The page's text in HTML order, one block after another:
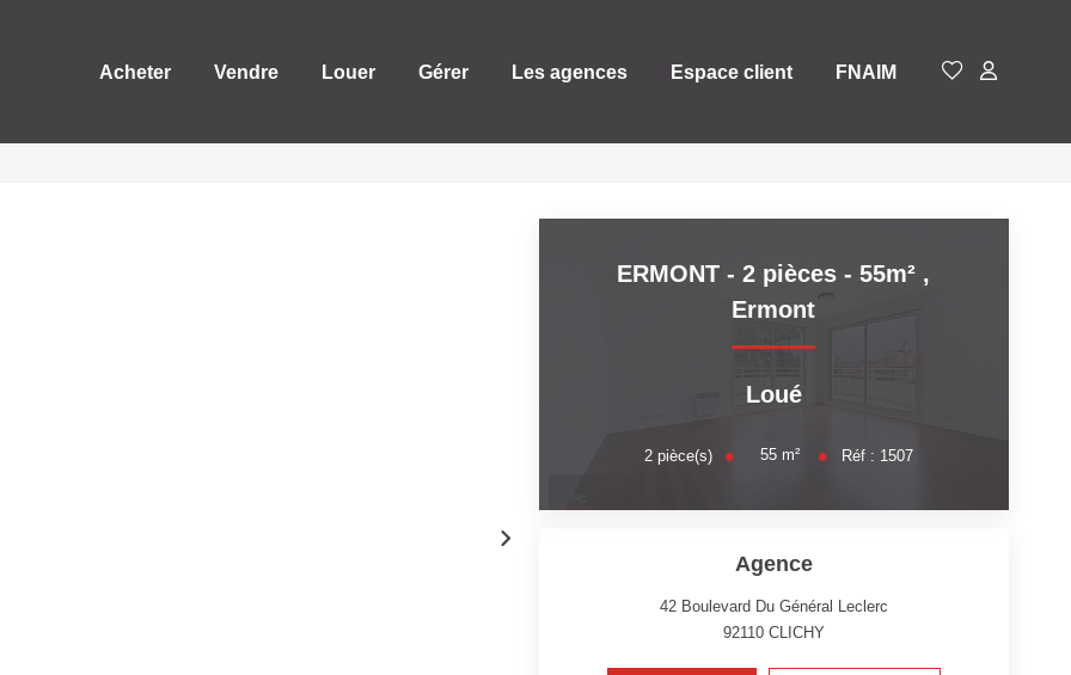
Acheter Vendre Louer Gérer Les agences Espace client FNAIM
ERMONT - 2 pièces - 55m² ,
Ermont
Loué
2 pièce(s) 55 m² Réf : 1507
Agence
42 Boulevard Du Général Leclerc
92110 CLICHY